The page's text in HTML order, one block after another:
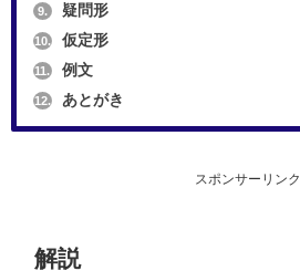
9. 疑問形
10. 仮定形
11. 例文
12. あとがき
スポンサーリンク
解説